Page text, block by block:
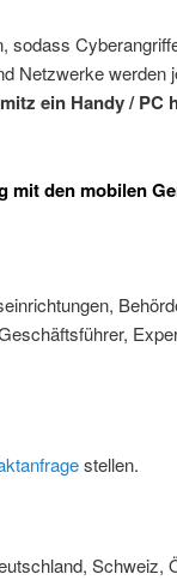
sodass
Netzwerke werden
ein Handy / PC
den mobilen
stellen.
Schweiz,